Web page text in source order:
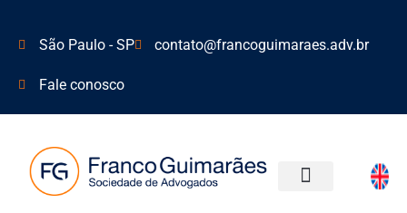
São Paulo - SP contato@francoguimaraes.adv.br
Fale conosco